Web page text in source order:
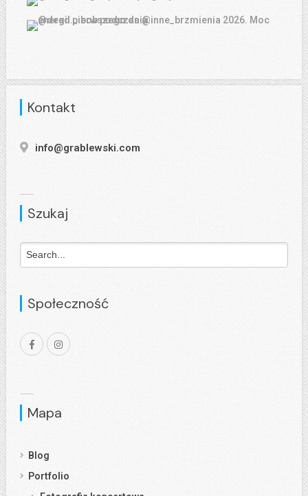
Kontakt
info@grablewski.com
Szukaj
Społeczność
Mapa
Blog
Portfolio